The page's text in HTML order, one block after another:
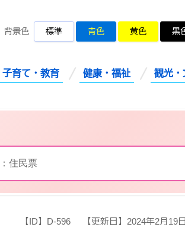
背景色 標準 青色 黄色 黒
子育て・教育 健康・福祉 観光・
【ID】 D-596 【更新日】 2024年2月19日